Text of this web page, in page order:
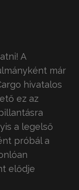
A
már
hivatalos
ez az
a legelső
próbál a
elődje